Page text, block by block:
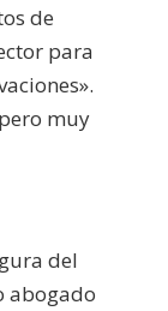
de
para
muy
del
abogado